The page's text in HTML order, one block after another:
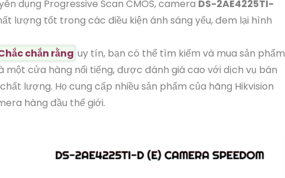
dụng Progressive Scan CMOS, camera DS-2AE4225TI-
lượng tốt trong các điều kiện ánh sáng yếu, đem lại hình
chắn rằng uy tín, bạn có thể tìm kiếm và mua sản phẩm
một cửa hàng nổi tiếng, được đánh giá cao với dịch vụ bán
lượng. Họ cung cấp nhiều sản phẩm của hãng Hikvision
hàng đầu thế giới.